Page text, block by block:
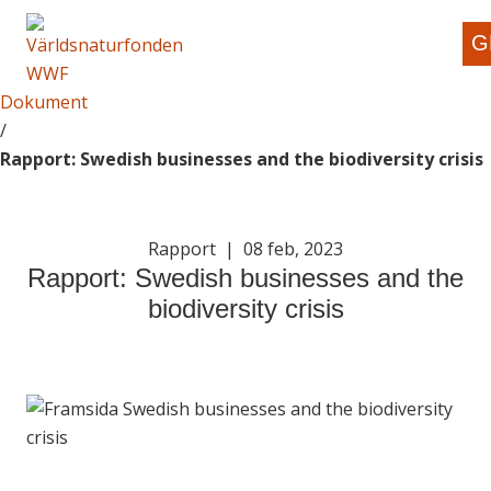
Dokument
/
Rapport: Swedish businesses and the biodiversity crisis
Rapport | 08 feb, 2023
Rapport: Swedish businesses and the
biodiversity crisis